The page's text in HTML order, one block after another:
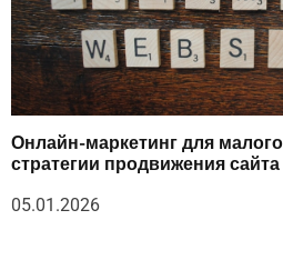
Онлайн-маркетинг для
стратегии продвижения сайта
05.01.2026